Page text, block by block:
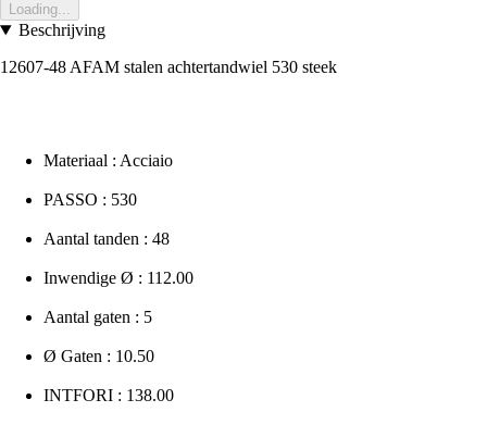
Loading...
Beschrijving
12607-48 AFAM stalen achtertandwiel 530 steek
Materiaal : Acciaio
PASSO : 530
Aantal tanden : 48
Inwendige Ø : 112.00
Aantal gaten : 5
Ø Gaten : 10.50
INTFORI : 138.00